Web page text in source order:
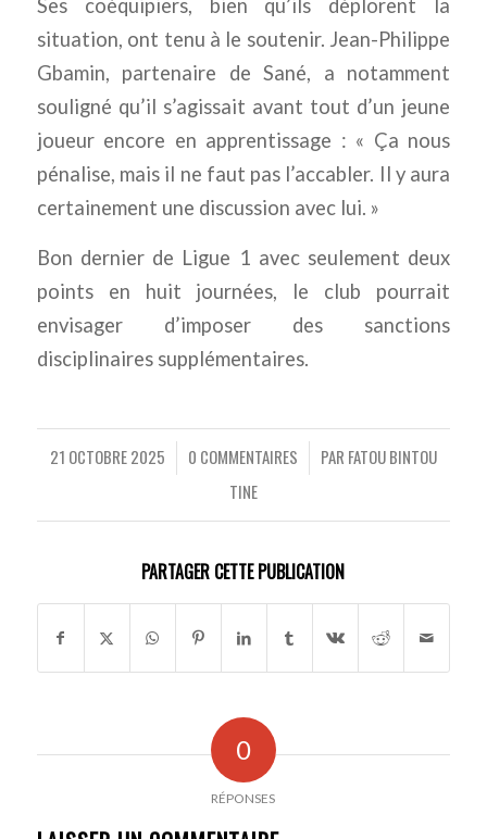
Ses coéquipiers, bien qu’ils déplorent la
situation, ont tenu à le soutenir. Jean-Philippe
Gbamin, partenaire de Sané, a notamment
souligné qu’il s’agissait avant tout d’un jeune
joueur encore en apprentissage : « Ça nous
pénalise, mais il ne faut pas l’accabler. Il y aura
certainement une discussion avec lui. »
Bon dernier de Ligue 1 avec seulement deux
points en huit journées, le club pourrait
envisager d’imposer des sanctions
disciplinaires supplémentaires.
21 OCTOBRE 2025
/ 0 COMMENTAIRES
/ PAR FATOU BINTOU
TINE
PARTAGER CETTE PUBLICATION
0
RÉPONSES